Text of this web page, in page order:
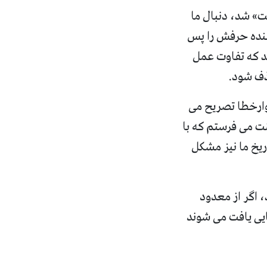
»شد، دنبال ما
حرفش را پس
که تفاوت عمل
شود.
تصریح می
می فرستم که با
ما نیز مشکل
اگر از معدود
یافت می شوند